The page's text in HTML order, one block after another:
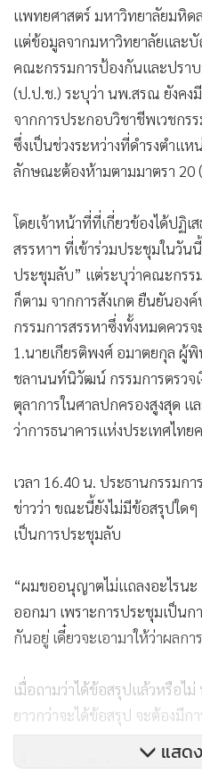
แพทยศาสตร์ มหาวิทยาลัยมหิด
แต่ข้อมูลจากมหาวิทยาลัยและ
คณะกรรมการป้องกันและปรา
(ป.ป.ช.) ระบุว่า นพ.สรณ ยังคง
จากการประกอบวิชาชีพเวชกร
ซึ่งเป็นช่วงระหว่างที่ดำรงตำแ
ลักษณะต้องห้ามตามมาตรา 20
โดยเจ้าหน้าที่ที่เกี่ยวข้องได้ปฏิเ
สรรหาฯ ที่เข้าร่วมประชุมในวัน
ประชุมลับ” แต่ระบุว่าคณะกรร
ก็ตาม จากการสังเกต ยืนยันอง
กรรมการสรรหาซึ่งทั้งหมดควร
1.นายเกียรติพงศ์ อมาตยกุล ผู้
ชลานนท์นิวัฒน์ กรรมการตรว
ตุลาการในศาลปกครองสูงสุด
ว่าการธนาคารแห่งประเทศไทย
เวลา 16.40 น. ประธานกรรมก
ข่าวว่า ขณะนี้ยังไม่มีข้อสรุปใดๆ
เป็นการประชุมลับ
“ผมขออนุญาตไม่แถลงอะไรน
ออกมา เพราะการประชุมเป็นก
กันอยู่ เดี๋ยวจะเอามาให้ว่าผลก
เมื่อถามว่าได้ข้อสรุปแล้วหรือไ
ยาวกว่าจะได้ข้อสรุป จะต้องมี
เมื่อสอบถามถึงจำนวนกรรมกา
แสด